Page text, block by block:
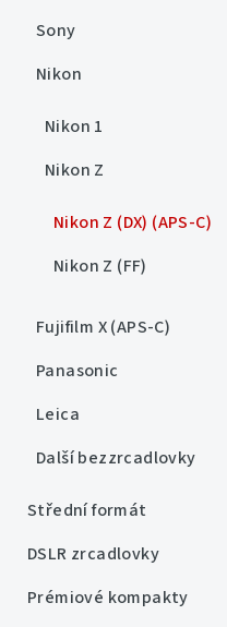
Sony
Nikon
Nikon 1
Nikon Z
Nikon Z (DX) (APS-C)
Nikon Z (FF)
Fujifilm X (APS-C)
Panasonic
Leica
Další bezzrcadlovky
Střední formát
DSLR zrcadlovky
Prémiové kompakty